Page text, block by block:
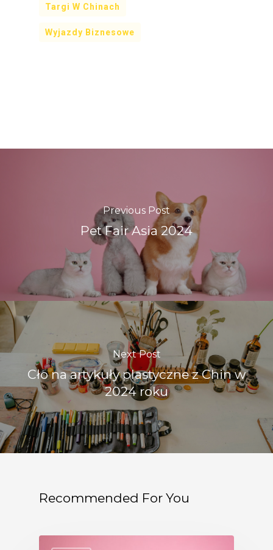
Targi W Chinach
Wyjazdy Biznesowe
Previous Post
Pet Fair Asia 2024
Next Post
Cło na artykuły plastyczne z Chin w
2024 roku
Recommended For You